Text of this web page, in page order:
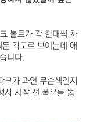
볼트가 각 한대씩 차
각도로 보이는데 애
니다.
가 과연 무슨색인지
사 시작 전 폭우를 뚫